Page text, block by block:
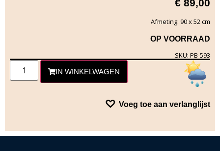
€ 89,00
Afmeting: 90 x 52 cm
OP VOORRAAD
SKU: PB-593
IN WINKELWAGEN
Voeg toe aan verlanglijst